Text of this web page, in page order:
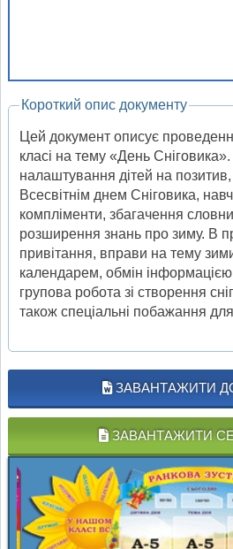
Короткий опис документу
Цей документ описує
класі на тему «День Сніговика».
налаштування дітей на
Всесвітнім днем Сніговика,
компліменти, збагачення
розширення знань про зиму. В
привітання, вправи на тему
календарем, обмін
групова робота зі створення
також спеціальні побажання
ЗАВАНТАЖИТИ
ЗАВАНТАЖИТИ